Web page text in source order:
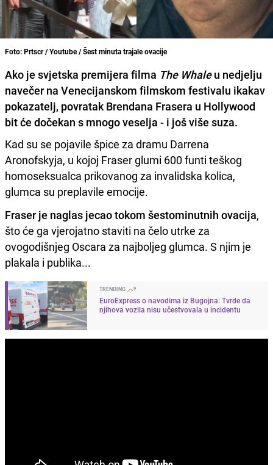
Foto: Prtscr / Youtube / Šest minuta trajale ovacije
Ako je svjetska premijera filma The Whaleu nedjelju
navečer na Venecijanskom filmskom festivalu ikakav
pokazatelj, povratak Brendana Frasera u Hollywood
bit će dočekan s mnogo veselja - i još više suza.
Kad su se pojavile špice za dramu Darrena
Aronofskyja, u kojoj Fraser glumi 600 funti teškog
homoseksualca prikovanog za invalidska kolica,
glumca su preplavile emocije.
Fraser je naglas jecao tokom šestominutnih ovacija,
što će ga vjerojatno staviti na čelo utrke za
ovogodišnjeg Oscara za najboljeg glumca. S njim je
plakala i publika...
TRENDING
EuroExpress o navodima iz Bugojna: Tvrde da
njihova vozila nisu učestvovala u incidentu